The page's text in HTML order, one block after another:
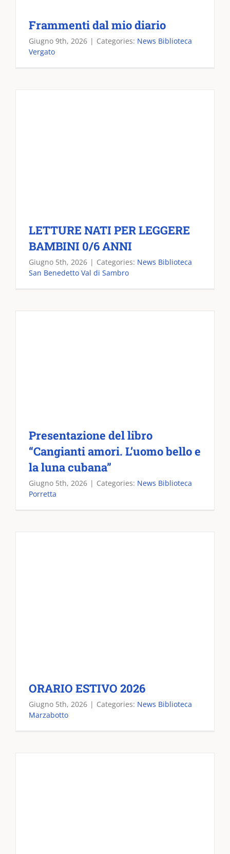
Frammenti dal mio diario
Giugno 9th, 2026 | Categories: News Biblioteca
Vergato
LETTURE NATI PER LEGGERE
BAMBINI 0/6 ANNI
Giugno 5th, 2026 | Categories: News Biblioteca
San Benedetto Val di Sambro
Presentazione del libro
“Cangianti amori. L’uomo bello e
la luna cubana”
Giugno 5th, 2026 | Categories: News Biblioteca
Porretta
ORARIO ESTIVO 2026
Giugno 5th, 2026 | Categories: News Biblioteca
Marzabotto